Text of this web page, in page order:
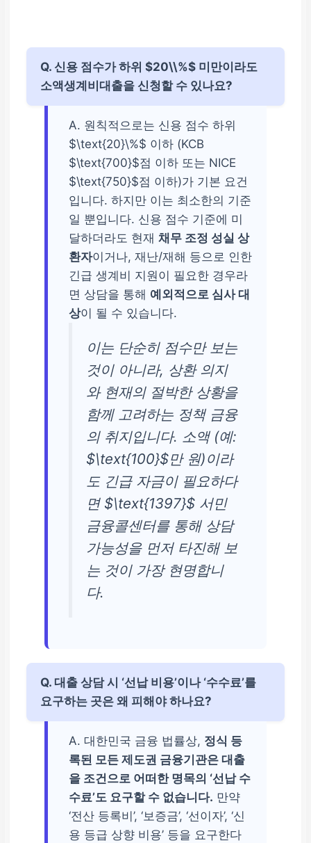
Q. 신용 점수가 하위 $20\\%$ 미만이라도
소액생계비대출을 신청할 수 있나요?
A. 원칙적으로는 신용 점수 하위
$\text{20}\%$ 이하 (KCB
$\text{700}$점 이하 또는 NICE
$\text{750}$점 이하)가 기본 요건
입니다. 하지만 이는 최소한의 기준
일 뿐입니다. 신용 점수 기준에 미
달하더라도 현재 채무 조정 성실 상
환자이거나, 재난/재해 등으로 인한
긴급 생계비 지원이 필요한 경우라
면 상담을 통해 예외적으로 심사 대
상이 될 수 있습니다.
이는 단순히 점수만 보는
것이 아니라, 상환 의지
와 현재의 절박한 상황을
함께 고려하는 정책 금융
의 취지입니다. 소액 (예:
$\text{100}$만 원)이라
도 긴급 자금이 필요하다
면 $\text{1397}$ 서민
금융콜센터를 통해 상담
가능성을 먼저 타진해 보
는 것이 가장 현명합니
다.
Q. 대출 상담 시 ‘선납 비용’이나 ‘수수료’를
요구하는 곳은 왜 피해야 하나요?
A. 대한민국 금융 법률상, 정식 등
록된 모든 제도권 금융기관은 대출
을 조건으로 어떠한 명목의 ‘선납 수
수료’도 요구할 수 없습니다. 만약
‘전산 등록비’, ‘보증금’, ‘선이자’, ‘신
용 등급 상향 비용’ 등을 요구한다